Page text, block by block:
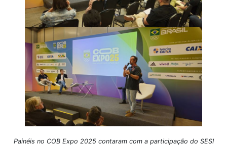
Painéis no COB Expo 2025 contaram com a participação do SESI